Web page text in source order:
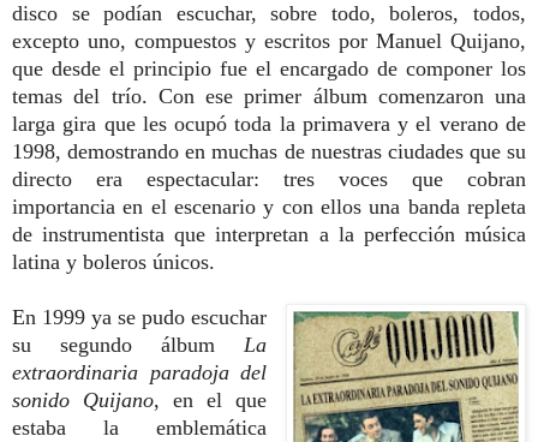
disco se podían escuchar, sobre todo, boleros, todos,
excepto uno, compuestos y escritos por Manuel Quijano,
que desde el principio fue el encargado de componer los
temas del trío. Con ese primer álbum comenzaron una
larga gira que les ocupó toda la primavera y el verano de
1998, demostrando en muchas de nuestras ciudades que su
directo era espectacular: tres voces que cobran
importancia en el escenario y con ellos una banda repleta
de instrumentista que interpretan a la perfección música
latina y boleros únicos.
En 1999 ya se pudo escuchar
su segundo álbumLa
extraordinaria paradoja del
sonido Quijano, en el que
estaba la emblemática